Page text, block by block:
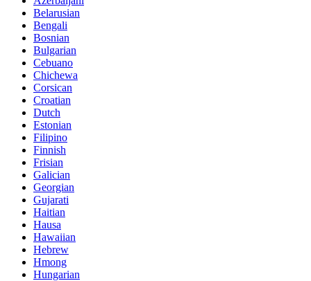
Belarusian
Bengali
Bosnian
Bulgarian
Cebuano
Chichewa
Corsican
Croatian
Dutch
Estonian
Filipino
Finnish
Frisian
Galician
Georgian
Gujarati
Haitian
Hausa
Hawaiian
Hebrew
Hmong
Hungarian